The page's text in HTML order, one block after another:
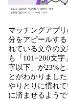
マッチングアプ
分をアピールす
れている文章の
も「101~200文
字以下」が23%
とがわかりまし
やりとりに慣れ
に済ませるよう